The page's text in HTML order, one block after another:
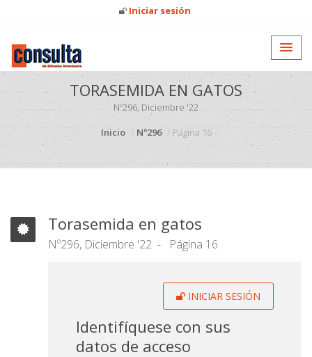
Iniciar sesión
TORASEMIDA EN GATOS
Nº296, Diciembre '22
Inicio
Nº296 Página 16
Torasemida en gatos
Nº296, Diciembre '22 Página 16
INICIAR SESIÓN
Identifíquese con sus
datos de acceso